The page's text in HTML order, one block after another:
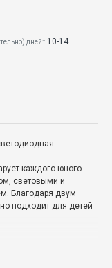
дней:: 10-14
каждого юного
световыми и
Благодаря двум
подходит для детей
превратит